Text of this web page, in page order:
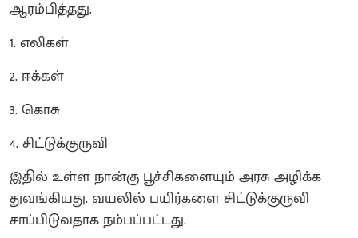
ஆரம்பித்தது.
1. எலிகள்
2. ஈக்கள்
3. கொசு
4. சிட்டுக்குருவி
இதில் உள்ள நான்கு பூச்சிகளையும் அரசு அழிக்க
துவங்கியது. வயலில் பயிர்களை சிட்டுக்குருவி
சாப்பிடுவதாக நம்பப்பட்டது.